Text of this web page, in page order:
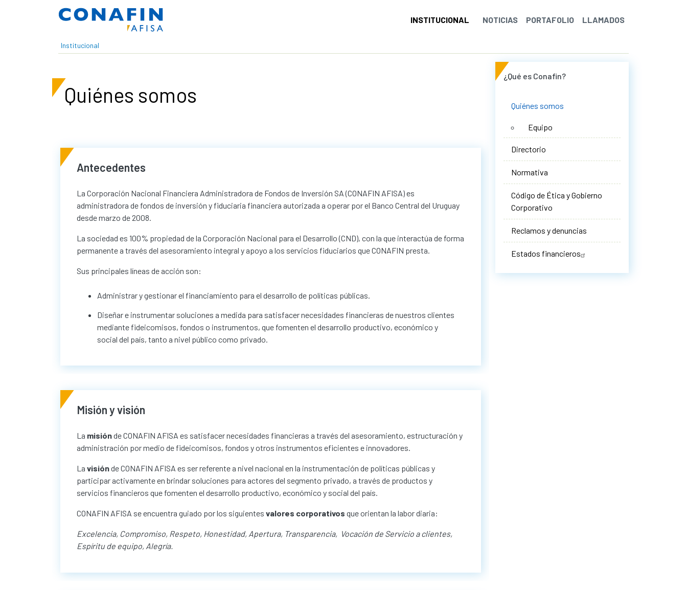
Pasar al contenido principal
INSTITUCIONAL
NOTICIAS PORTAFOLIO LLAMADOS
Institucional
Quiénes somos
Antecedentes
La Corporación Nacional Financiera Administradora de Fondos de Inversión SA (CONAFIN AFISA) es
administradora de fondos de inversión y fiduciaria financiera autorizada a operar por el Banco Central del Uruguay
desde marzo de 2008.
La sociedad es 100% propiedad de la Corporación Nacional para el Desarrollo (CND), con la que interactúa de forma
permanente a través del asesoramiento integral y apoyo a los servicios fiduciarios que CONAFIN presta.
Sus principales líneas de acción son:
Administrar y gestionar el financiamiento para el desarrollo de políticas públicas.
Diseñar e instrumentar soluciones a medida para satisfacer necesidades financieras de nuestros clientes
mediante fideicomisos, fondos o instrumentos, que fomenten el desarrollo productivo, económico y
social del país, tanto a nivel público como privado.
Misión y visión
La misiónde CONAFIN AFISA es satisfacer necesidades financieras a través del asesoramiento, estructuración y
administración por medio de fideicomisos, fondos y otros instrumentos eficientes e innovadores.
La visiónde CONAFIN AFISA es ser referente a nivel nacional en la instrumentación de políticas públicas y
participar activamente en brindar soluciones para actores del segmento privado, a través de productos y
servicios financieros que fomenten el desarrollo productivo, económico y social del país.
CONAFIN AFISA se encuentra guiado por los siguientes valores corporativos que orientan la labor diaria:
Excelencia, Compromiso, Respeto, Honestidad, Apertura, Transparencia, Vocación de Servicio a clientes,
Espíritu de equipo, Alegría.
¿Qué es Conafin?
Quiénes somos
Equipo
Directorio
Normativa
Código de Ética y Gobierno
Corporativo
Reclamos y denuncias
Estados financieros